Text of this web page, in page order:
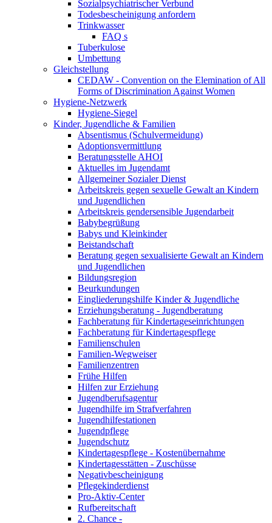
Sozialpsychiatrischer Verbund
Todesbescheinigung anfordern
Trinkwasser
FAQ s
Tuberkulose
Umbettung
Gleichstellung
CEDAW - Convention on the Elemination of All
Forms of Discrimination Against Women
Hygiene-Netzwerk
Hygiene-Siegel
Kinder, Jugendliche & Familien
Absentismus (Schulvermeidung)
Adoptionsvermittlung
Beratungsstelle AHOI
Aktuelles im Jugendamt
Allgemeiner Sozialer Dienst
Arbeitskreis gegen sexuelle Gewalt an Kindern
und Jugendlichen
Arbeitskreis gendersensible Jugendarbeit
Babybegrüßung
Babys und Kleinkinder
Beistandschaft
Beratung gegen sexualisierte Gewalt an Kindern
und Jugendlichen
Bildungsregion
Beurkundungen
Eingliederungshilfe Kinder & Jugendliche
Erziehungsberatung - Jugendberatung
Fachberatung für Kindertageseinrichtungen
Fachberatung für Kindertagespflege
Familienschulen
Familien-Wegweiser
Familienzentren
Frühe Hilfen
Hilfen zur Erziehung
Jugendberufsagentur
Jugendhilfe im Strafverfahren
Jugendhilfestationen
Jugendpflege
Jugendschutz
Kindertagespflege - Kostenübernahme
Kindertagesstätten - Zuschüsse
Negativbescheinigung
Pflegekinderdienst
Pro-Aktiv-Center
Rufbereitschaft
2. Chance -